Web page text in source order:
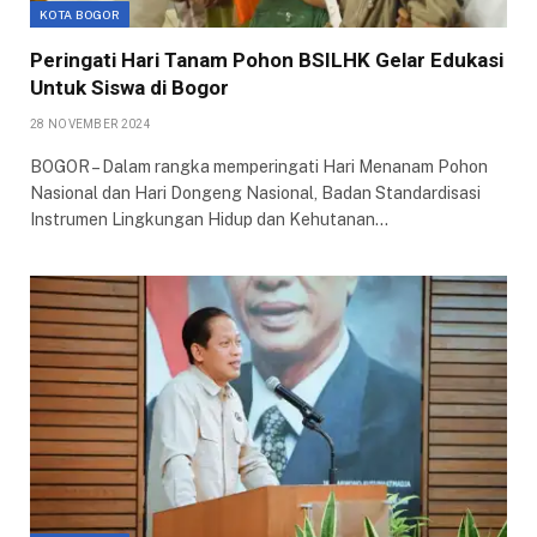
KOTA BOGOR
Peringati Hari Tanam Pohon BSILHK Gelar Edukasi
Untuk Siswa di Bogor
28 NOVEMBER 2024
BOGOR – Dalam rangka memperingati Hari Menanam Pohon
Nasional dan Hari Dongeng Nasional, Badan Standardisasi
Instrumen Lingkungan Hidup dan Kehutanan…